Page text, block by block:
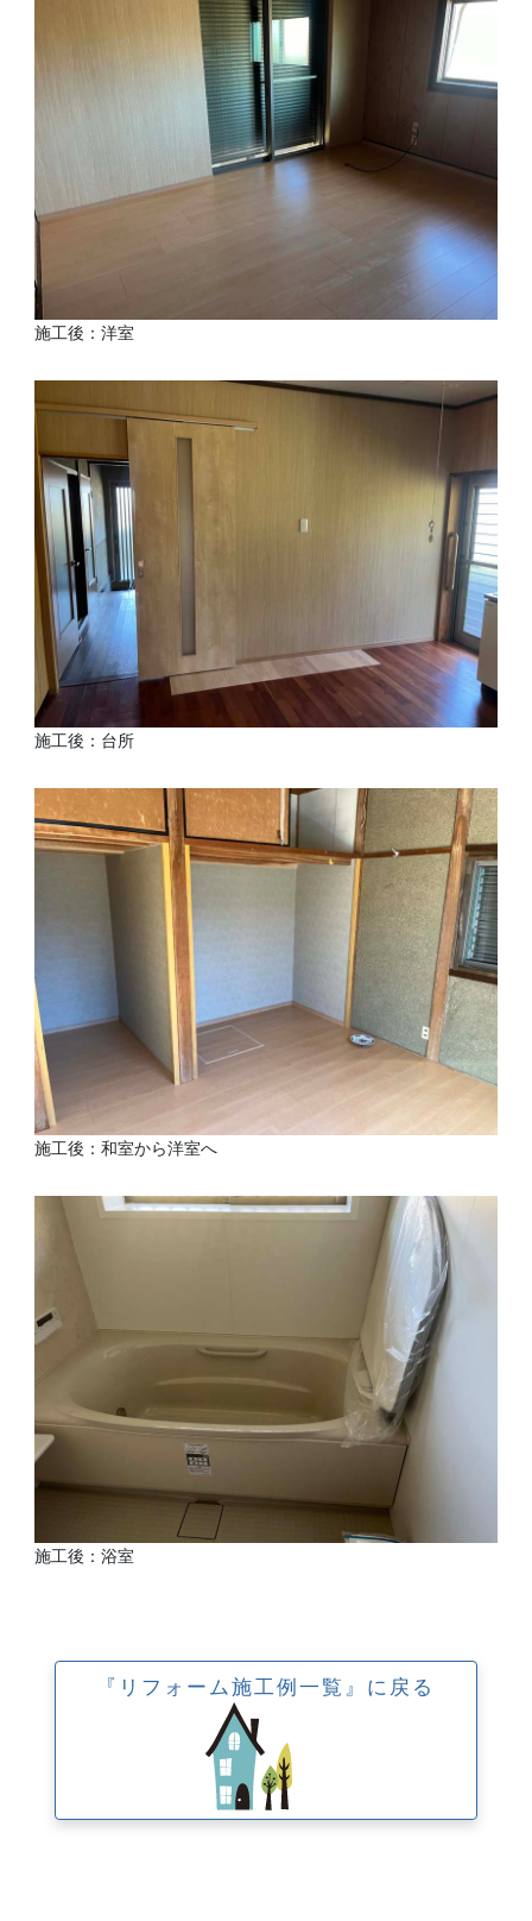
施工後：洋室
施工後：台所
施工後：和室から洋室へ
施工後：浴室
『リフォーム施工例一覧』に戻る